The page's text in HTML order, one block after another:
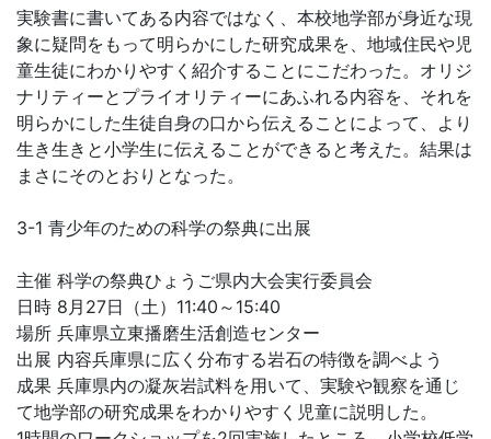
実験書に書いてある内容ではなく、本校地学部が身近な現
象に疑問をもって明らかにした研究成果を、地域住民や児
童生徒にわかりやすく紹介することにこだわった。オリジ
ナリティーとプライオリティーにあふれる内容を、それを
明らかにした生徒自身の口から伝えることによって、より
生き生きと小学生に伝えることができると考えた。結果は
まさにそのとおりとなった。
3-1 青少年のための科学の祭典に出展
主催 科学の祭典ひょうご県内大会実行委員会
日時 8月27日（土）11:40～15:40
場所 兵庫県立東播磨生活創造センター
出展 内容兵庫県に広く分布する岩石の特徴を調べよう
成果 兵庫県内の凝灰岩試料を用いて、実験や観察を通じ
て地学部の研究成果をわかりやすく児童に説明した。